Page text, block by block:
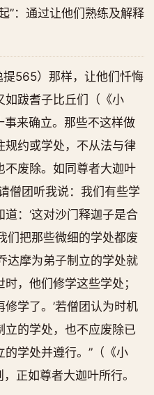
”：通过让他们熟练及解释
565）那样，让他们忏悔
如跋耆子比丘们（《小
来确立。那些不这样做
规约或学处，不从法与律
不废除。如同尊者大迦叶
僧团听我说：我们有些学
：‘这对沙门释迦子是合
们把那些微细的学处都废
达摩为弟子制立的学处就
，他们修学这些学处；
学了。’若僧团认为时机
的学处，也不应废除已
学处并遵行。”（《小
正如尊者大迦叶所行。